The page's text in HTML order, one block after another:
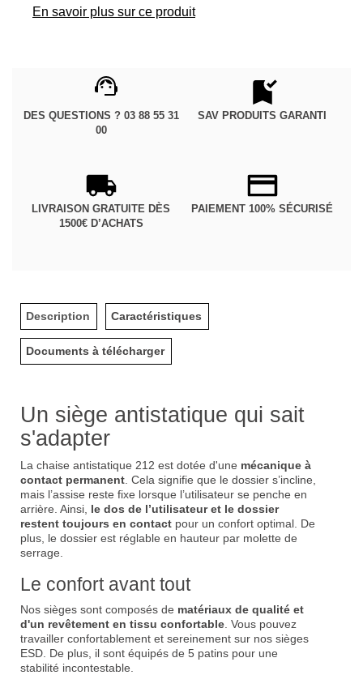
En savoir plus sur ce produit
DES QUESTIONS ? 03 88 55 31
00
SAV PRODUITS GARANTI
LIVRAISON GRATUITE DÈS
1500€ D’ACHATS
PAIEMENT 100% SÉCURISÉ
Description Caractéristiques
Documents à télécharger
Un siège antistatique qui sait
s'adapter
La chaise antistatique 212 est dotée d'une mécanique à
contact permanent . Cela signifie que le dossier s’incline,
mais l’assise reste fixe lorsque l’utilisateur se penche en
arrière. Ainsi, le dos de l’utilisateur et le dossier
restent toujours en contact pour un confort optimal. De
plus, le dossier est réglable en hauteur par molette de
serrage.
Le confort avant tout
Nos sièges sont composés de matériaux de qualité et
d'un revêtement en tissu confortable . Vous pouvez
travailler confortablement et sereinement sur nos sièges
ESD. De plus, il sont équipés de 5 patins pour une
stabilité incontestable.